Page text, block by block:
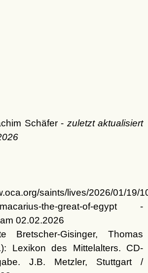
Schäfer - zuletzt aktualisiert
saints/lives/2026/01/19/
macarius-the-great-of-egypt -
02.02.2026
Bretscher-Gisinger, Thomas
Lexikon des Mittelalters. CD-
J.B. Metzler, Stuttgart /